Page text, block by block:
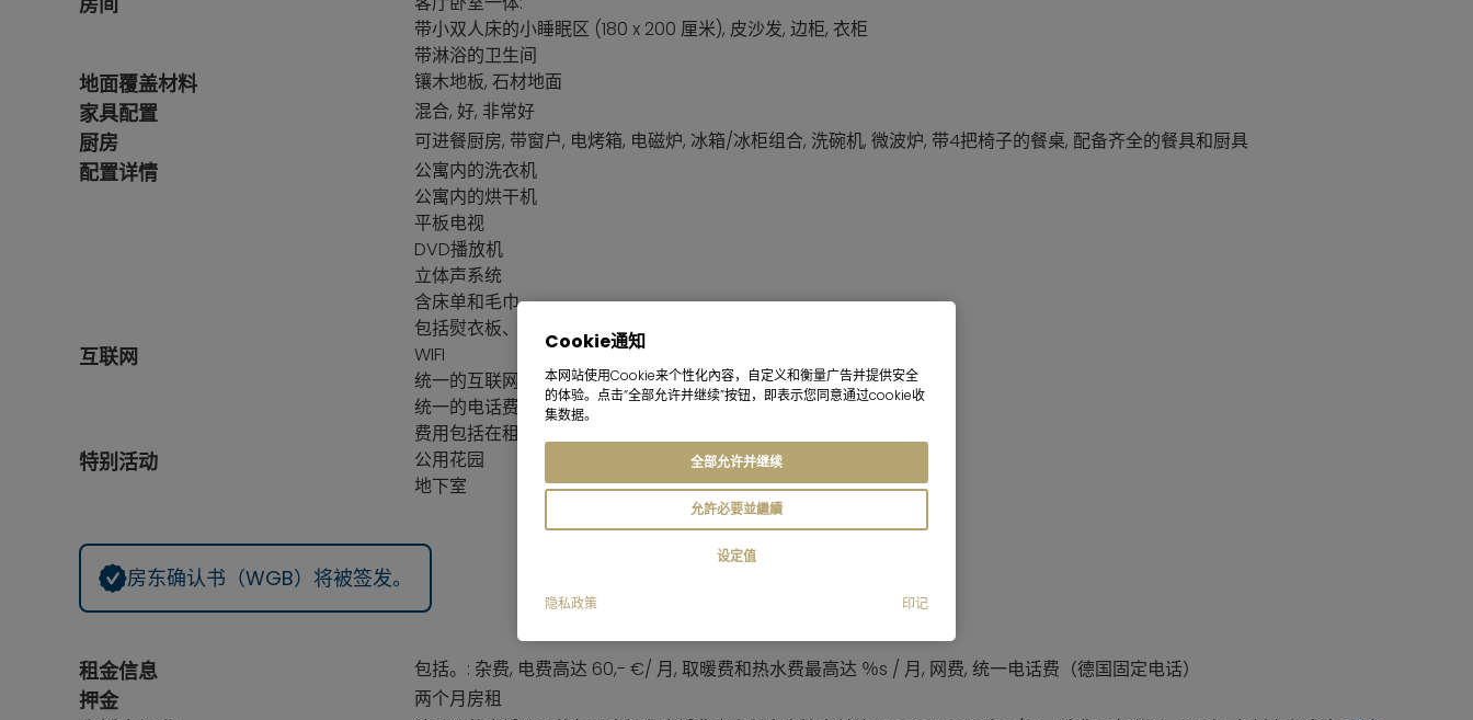
带小双人床的小睡眠区 (180 x 200 厘米), 皮沙发, 边柜, 衣柜
带淋浴的卫生间
地面覆盖材料 镶木地板, 石材地面
家具配置 混合, 好, 非常好
厨房 可进餐厨房, 带窗户, 电烤箱, 电磁炉, 冰箱/冰柜组合, 洗碗机, 微波炉, 带4把椅子的餐桌, 配备齐全的餐具和厨具
配置详情
公寓内的洗衣机
公寓内的烘干机
平板电视
DVD播放机
立体声系统
含床单和毛巾
包括熨衣板、熨斗和吸尘器
互联网
WIFI
统一的互联网费率（最高 50 Mbit/s）
统一的电话费率（德国固定电话）
费用包括在租金里
特别活动
公用花园
地下室
房东确认书（WGB）将被签发。
租金信息 包括。: 杂费, 电费高达 60,- €/ 月, 取暖费和热水费最高达 ％s / 月, 网费, 统一电话费（德国固定电话）
押金 两个月房租
Cookie通知
本网站使用Cookie来个性化內容，自定义和衡量广告并提供安全
的体验。点击“全部允许并继续”按钮，即表示您同意通过cookie收
集数据。
全部允许并继续
允許必要並繼續
设定值
隐私政策 印记